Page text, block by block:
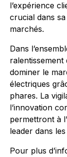
l’expérience
crucial dans
marchés.
Dans
ralentissement
dominer le
électriques
phares. La
l’innovation
permettront à
leader dans
Pour plus